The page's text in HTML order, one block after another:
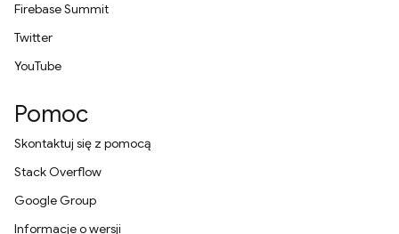
Firebase Summit
Twitter
YouTube
Pomoc
Skontaktuj się z pomocą
Stack Overflow
Google Group
Informacje o wersji